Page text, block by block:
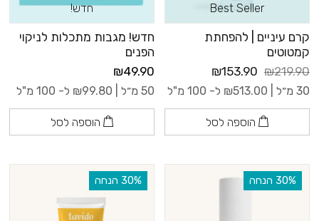
Best Seller
קרם עיניים | להפחתת
קמטוטים
₪219.90
₪153.90
30 מ״ל | ₪513.00 ל- 100 מ"ל
הוספה לסל
חדש!
חדש! מגבות מתכלות לניקוי
הפנים
₪49.90
50 מ״ל | ₪99.80 ל- 100 מ"ל
הוספה לסל
‫30% הנחה ‫30% הנחה